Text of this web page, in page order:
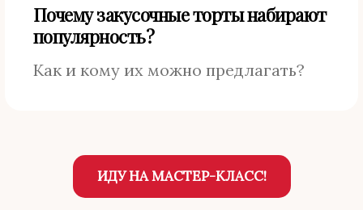
Почему закусочные торты набирают
популярность?
Как и кому их можно предлагать?
ИДУ НА МАСТЕР-КЛАСС!